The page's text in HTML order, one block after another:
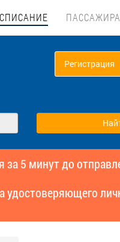
Регистрация
5 минут до
удостоверяющего